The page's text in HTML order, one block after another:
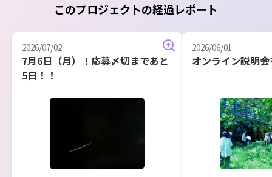
このプロジェクトの経過レポート
2026/07/02
7月6日（月）！応募〆切まであと
5日！！
2026/06/01
オンライン説明